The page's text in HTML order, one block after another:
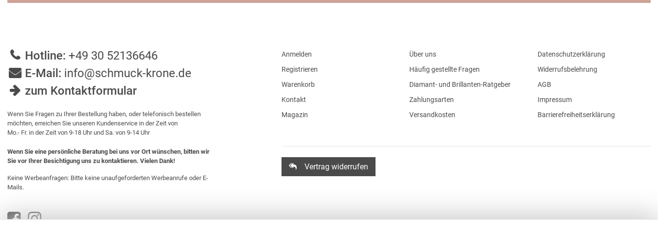
Hotline: +49 30 52136646
E-Mail: info@schmuck-krone.de
zum Kontaktformular
Wenn Sie Fragen zu Ihrer Bestellung haben, oder telefonisch bestellen
möchten, erreichen Sie unseren Kundenservice in der Zeit von
Mo.- Fr. in der Zeit von 9-18 Uhr und Sa. von 9-14 Uhr
Wenn Sie eine persönliche Beratung bei uns vor Ort wünschen, bitten wir
Sie vor Ihrer Besichtigung uns zu kontaktieren. Vielen Dank!
Keine Werbeanfragen: Bitte keine unaufgeforderten Werbeanrufe oder E-
Mails.
Anmelden
Registrieren
Warenkorb
Kontakt
Magazin
Über uns
Häufig gestellte Fragen
Diamant- und Brillanten-Ratgeber
Zahlungsarten
Versandkosten
Datenschutzerklärung
Widerrufsbelehrung
AGB
Impressum
Barrierefreiheitserklärung
Vertrag widerrufen